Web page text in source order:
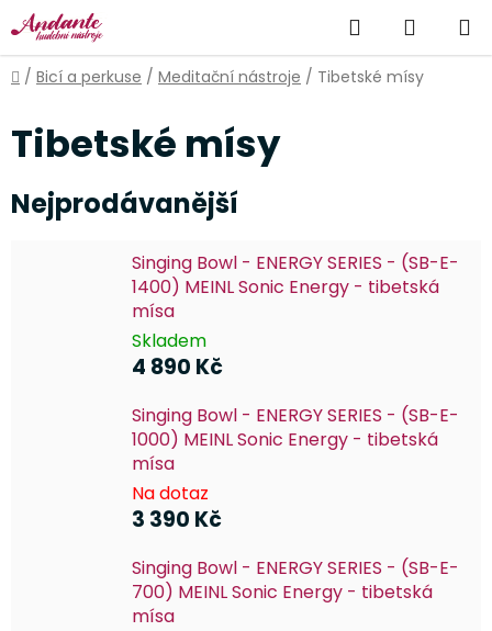
Přejít
na
obsah
Hledat
KOŠÍK
Domů
/ Bicí a perkuse / Meditační nástroje / Tibetské mísy
Tibetské mísy
Nejprodávanější
Singing Bowl - ENERGY SERIES - (SB-E-
1400) MEINL Sonic Energy - tibetská
mísa
Skladem
4 890 Kč
Singing Bowl - ENERGY SERIES - (SB-E-
1000) MEINL Sonic Energy - tibetská
mísa
Na dotaz
3 390 Kč
Singing Bowl - ENERGY SERIES - (SB-E-
700) MEINL Sonic Energy - tibetská
mísa